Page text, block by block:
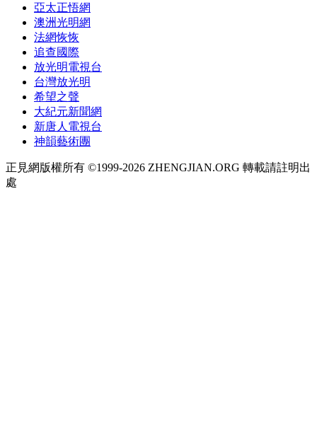
亞太正悟網
澳洲光明網
法網恢恢
追查國際
放光明電視台
台灣放光明
希望之聲
大紀元新聞網
新唐人電視台
神韻藝術團
正見網版權所有 ©1999-2026 ZHENGJIAN.ORG 轉載請註明出
處